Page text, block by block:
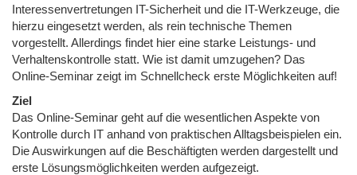
Interessenvertretungen IT-Sicherheit und die IT-Werkzeuge, die
hierzu eingesetzt werden, als rein technische Themen
vorgestellt. Allerdings findet hier eine starke Leistungs- und
Verhaltenskontrolle statt. Wie ist damit umzugehen? Das
Online-Seminar zeigt im Schnellcheck erste Möglichkeiten auf!
Ziel
Das Online-Seminar geht auf die wesentlichen Aspekte von
Kontrolle durch IT anhand von praktischen Alltagsbeispielen ein.
Die Auswirkungen auf die Beschäftigten werden dargestellt und
erste Lösungsmöglichkeiten werden aufgezeigt.